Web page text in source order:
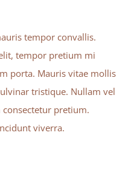
tempor convallis.
tempor pretium mi
porta. Mauris vitae mollis
tristique. Nullam vel
pretium.
viverra.